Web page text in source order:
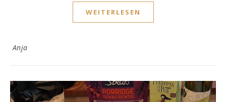
WEITERLESEN
Anja